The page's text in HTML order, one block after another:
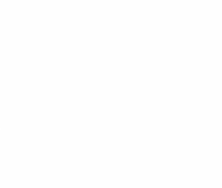
Российской Федерации и Кабинетом
Федерации и Киргизской Республике